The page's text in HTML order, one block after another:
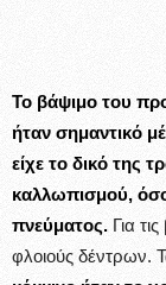
Το βάψιμο του
ήταν σημαντικό
είχε το δικό της
καλλωπισμού, όσο
πνεύματος. Για
φλοιούς δέντρων.